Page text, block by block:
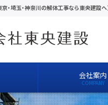
埼玉・神奈川の解体工事なら東央建設へ
会社案内